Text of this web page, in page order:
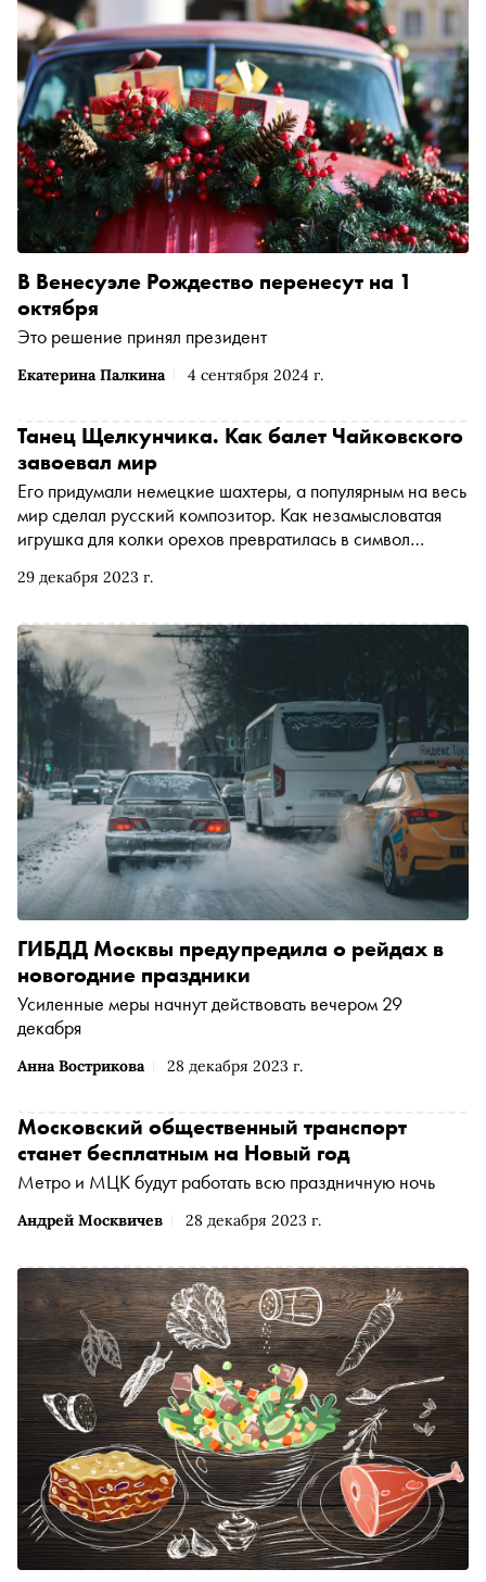
ангела". С "Запечатленного ангела" они опять пошли в
моду и скоро испошлились. Я совсем более не могу
писать этой формой». С Лесковым трудно не
согласиться: жанр, обязанный своей славой Чарльзу
Диккенсу, Николаю Гоголю и самому Лескову,
испортился штампами: «метель», «овраг», «замерзающий
на улице ребенок», «ангел», «черт», «чудо», что не
отменяет читательского интереса к волшебным и
мистическим сюжетам, связанным с Рождеством и
Новым годом. «Сноб» подготовил праздничный тест,
посвященный таким книгам
Екатерина Палкина 4 сентября 2024 г.
В Венесуэле Рождество перенесут на 1
октября
Это решение принял президент
29 декабря 2023 г.
Танец Щелкунчика. Как балет Чайковского
завоевал мир
Его придумали немецкие шахтеры, а популярным на весь
мир сделал русский композитор. Как незамысловатая
игрушка для колки орехов превратилась в символ
«Азбука российской культуры», «Сноб» публикует текст
Анна Вострикова 28 декабря 2023 г.
ГИБДД Москвы предупредила о рейдах в
новогодние праздники
Усиленные меры начнут действовать вечером 29
декабря
Андрей Москвичев 28 декабря 2023 г.
Московский общественный транспорт
станет бесплатным на Новый год
Метро и МЦК будут работать всю праздничную ночь